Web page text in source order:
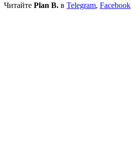
Читайте Plan B. в Telegram, Facebook